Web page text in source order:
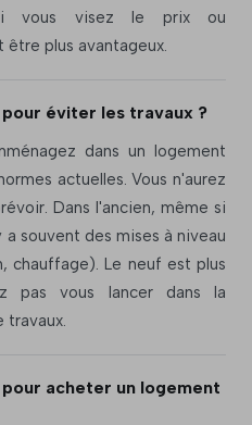
vous visez le prix ou
plus avantageux.
éviter les travaux ?
dans un logement
actuelles. Vous n'aurez
Dans l'ancien, même si
souvent des mises à niveau
chauffage). Le neuf est plus
pas vous lancer dans la
travaux.
acheter un logement